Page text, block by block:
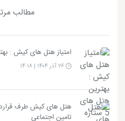
مطالب
امتیاز هتل های کیش : بهترین
هتل های کیش طرف
تامین اجتماعی